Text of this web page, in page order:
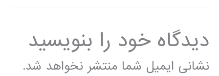
دیدگاه‌ خود را بنویسید
نشانی ایمیل شما منتشر نخواهد شد.